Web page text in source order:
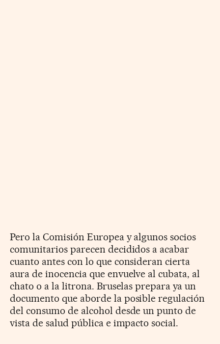
Pero la Comisión Europea y algunos socios
comunitarios parecen decididos a acabar
cuanto antes con lo que consideran cierta
aura de inocencia que envuelve al cubata, al
chato o a la litrona. Bruselas prepara ya un
documento que aborde la posible regulación
del consumo de alcohol desde un punto de
vista de salud pública e impacto social.